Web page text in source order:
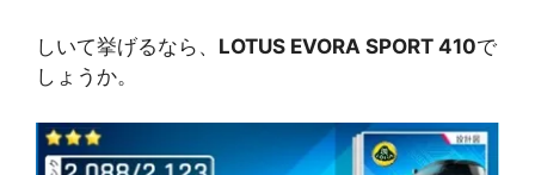
しいて挙げるなら、 LOTUS EVORA SPORT 410で
しょうか。